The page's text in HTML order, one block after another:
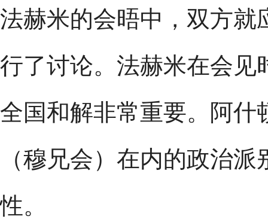
法赫米的会晤中，双方就
行了讨论。法赫米在会见
全国和解非常重要。阿什
（穆兄会）在内的政治
性。